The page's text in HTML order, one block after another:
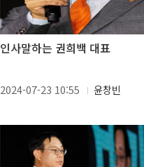
인사말하는 권희백 대표
2024-07-23 10:55 윤창빈